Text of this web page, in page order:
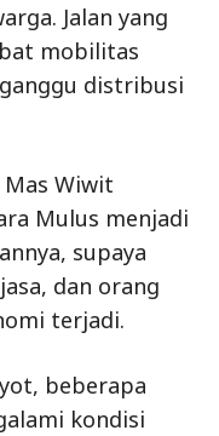
Jalan yang
mobilitas
distribusi
Wiwit
Mulus menjadi
supaya
dan orang
terjadi.
beberapa
kondisi